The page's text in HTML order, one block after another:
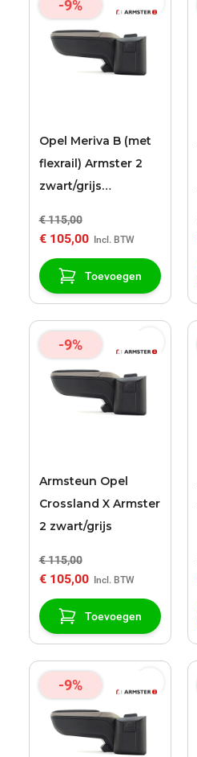
-9%
Opel Meriva B (met
flexrail) Armster 2
zwart/grijs
€ 115,00
€ 105,00
Toevoegen
-9%
Armsteun Opel
Crossland X Armster
2 zwart/grijs
€ 115,00
€ 105,00
Toevoegen
-9%